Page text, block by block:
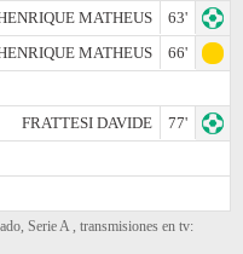
MATHEUS
63'
MATHEUS
66'
FRATTESI DAVIDE
77'
Serie A , transmisiones en tv: